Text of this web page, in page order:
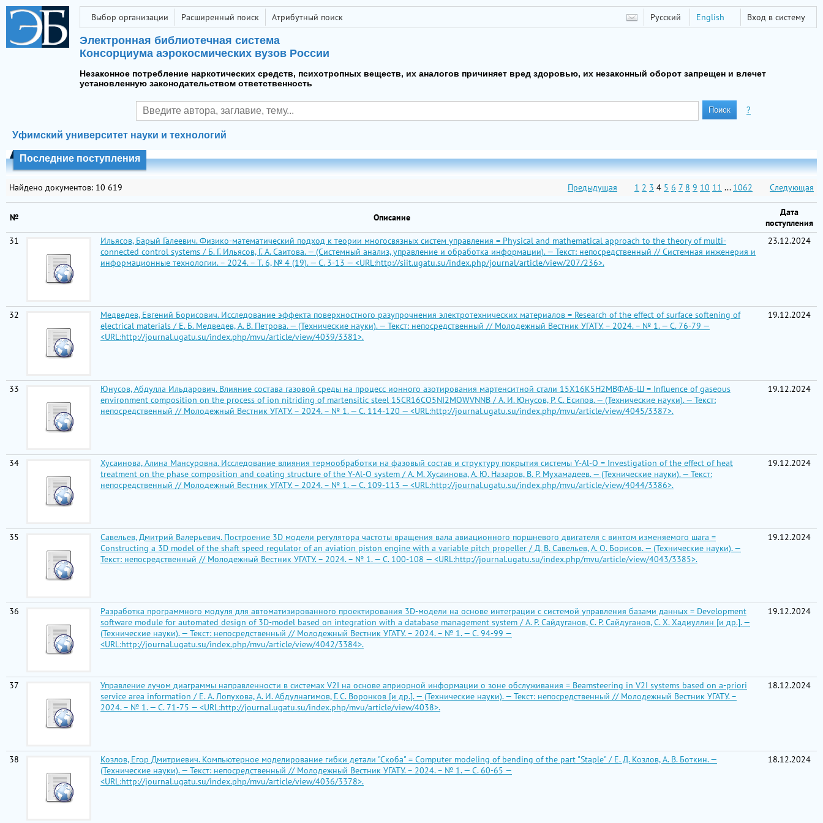
Выбор организации Расширенный поиск Атрибутный поиск Вход в систему
Русский English
Электронная библиотечная система
Консорциума аэрокосмических вузов России
Незаконное потребление наркотических средств, психотропных веществ, их аналогов причиняет вред здоровью, их незаконный оборот запрещен и влечет
установленную законодательством ответственность
?
Уфимский университет науки и технологий
Последние поступления
Найдено документов: 10 619 Предыдущая 1 2 3 4 5 6 7 8 9 10 11 ... 1062 Следующая
№ Описание
Дата
поступления
31
Ильясов, Барый Галеевич. Физико-математический подход к теории многосвязных систем управления = Physical and mathematical approach to the theory of multi-
connected control systems / Б. Г. Ильясов, Г. А. Саитова. — (Системный анализ, управление и обработка информации). — Текст: непосредственный // Системная инженерия и
информационные технологии. – 2024. – Т. 6, № 4 (19). — С. 3-13 — <URL:http://siit.ugatu.su/index.php/journal/article/view/207/236>.
23.12.2024
32
Медведев, Евгений Борисович. Исследование эффекта поверхностного разупрочнения электротехнических материалов = Research of the effect of surface softening of
electrical materials / Е. Б. Медведев, А. В. Петрова. — (Технические науки). — Текст: непосредственный // Молодежный Вестник УГАТУ. – 2024. – № 1. — С. 76-79 —
<URL:http://journal.ugatu.su/index.php/mvu/article/view/4039/3381>.
19.12.2024
33
Юнусов, Абдулла Ильдарович. Влияние состава газовой среды на процесс ионного азотирования мартенситной стали 15Х16К5Н2МВФАБ-Ш = Influence of gaseous
environment composition on the process of ion nitriding of martensitic steel 15CR16CO5NI2MOWVNNB / А. И. Юнусов, Р. С. Есипов. — (Технические науки). — Текст:
непосредственный // Молодежный Вестник УГАТУ. – 2024. – № 1. — С. 114-120 — <URL:http://journal.ugatu.su/index.php/mvu/article/view/4045/3387>.
19.12.2024
34
Хусаинова, Алина Мансуровна. Исследование влияния термообработки на фазовый состав и структуру покрытия системы Y-Al-O = Investigation of the effect of heat
treatment on the phase composition and coating structure of the Y-Al-O system / А. М. Хусаинова, А. Ю. Назаров, В. Р. Мухамадеев. — (Технические науки). — Текст:
непосредственный // Молодежный Вестник УГАТУ. – 2024. – № 1. — С. 109-113 — <URL:http://journal.ugatu.su/index.php/mvu/article/view/4044/3386>.
19.12.2024
35
Савельев, Дмитрий Валерьевич. Построение 3D модели регулятора частоты вращения вала авиационного поршневого двигателя с винтом изменяемого шага =
Constructing a 3D model of the shaft speed regulator of an aviation piston engine with a variable pitch propeller / Д. В. Савельев, А. О. Борисов. — (Технические науки). —
Текст: непосредственный // Молодежный Вестник УГАТУ. – 2024. – № 1. — С. 100-108 — <URL:http://journal.ugatu.su/index.php/mvu/article/view/4043/3385>.
19.12.2024
36
Разработка программного модуля для автоматизированного проектирования 3D-модели на основе интеграции с системой управления базами данных = Development
software module for automated design of 3D-model based on integration with a database management system / А. Р. Сайдуганов, С. Р. Сайдуганов, С. Х. Хадиуллин [и др.]. —
(Технические науки). — Текст: непосредственный // Молодежный Вестник УГАТУ. – 2024. – № 1. — С. 94-99 —
<URL:http://journal.ugatu.su/index.php/mvu/article/view/4042/3384>.
19.12.2024
37
Управление лучом диаграммы направленности в системах V2I на основе априорной информации о зоне обслуживания = Beamsteering in V2I systems based on a-priori
service area information / Е. А. Лопухова, А. И. Абдулнагимов, Г. С. Воронков [и др.]. — (Технические науки). — Текст: непосредственный // Молодежный Вестник УГАТУ. –
2024. – № 1. — С. 71-75 — <URL:http://journal.ugatu.su/index.php/mvu/article/view/4038>.
18.12.2024
38
Козлов, Егор Дмитриевич. Компьютерное моделирование гибки детали "Скоба" = Computer modeling of bending of the part "Staple" / Е. Д. Козлов, А. В. Боткин. —
(Технические науки). — Текст: непосредственный // Молодежный Вестник УГАТУ. – 2024. – № 1. — С. 60-65 —
<URL:http://journal.ugatu.su/index.php/mvu/article/view/4036/3378>.
18.12.2024